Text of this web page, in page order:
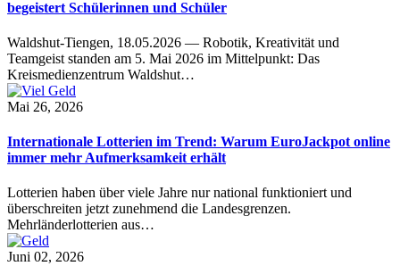
begeistert Schülerinnen und Schüler
Waldshut-Tiengen, 18.05.2026 — Robotik, Kreativität und
Teamgeist standen am 5. Mai 2026 im Mittelpunkt: Das
Kreismedienzentrum Waldshut…
Mai 26, 2026
Internationale Lotterien im Trend: Warum EuroJackpot online
immer mehr Aufmerksamkeit erhält
Lotterien haben über viele Jahre nur national funktioniert und
überschreiten jetzt zunehmend die Landesgrenzen.
Mehrländerlotterien aus…
Juni 02, 2026